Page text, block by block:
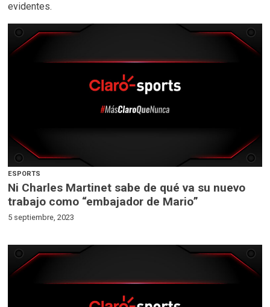
evidentes.
ESPORTS
Ni Charles Martinet sabe de qué va su nuevo
trabajo como “embajador de Mario”
5 septiembre, 2023